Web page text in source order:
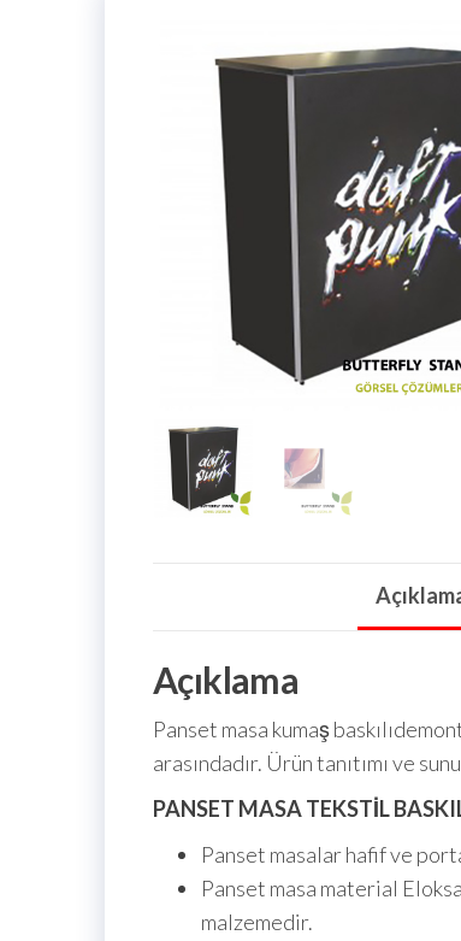
Açıklama
Panset masa kumaş
arasındadır. Ürün tanıtımı ve
PANSET MASA TEKSTİL
Panset masalar hafif ve
Panset masa material
malzemedir.